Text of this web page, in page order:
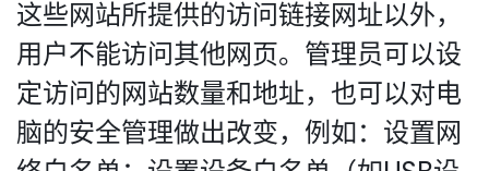
这些网站所提供的访问链接网址以外，
用户不能访问其他网页。管理员可以设
定访问的网站数量和地址，也可以对电
脑的安全管理做出改变，例如：设置网